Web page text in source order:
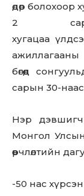
өдөр болохоор
2
хугацаа
бөгөөд
сарын 30-наас
Нэр
Монгол
өөрчлөлтийн
-50 нас хүрсэн